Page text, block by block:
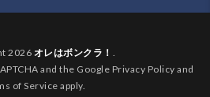
2026 オレはボンクラ！ .
and the Google Privacy Policy and
of Service apply.